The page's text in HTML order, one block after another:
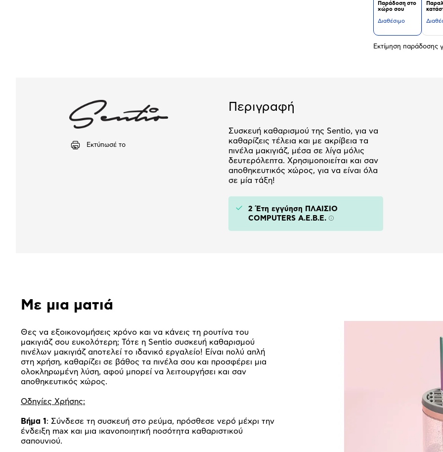
Παράδοση στο
χώρο σου
Διαθέσιμο
Εκτίμηση παράδοσης
Εκτύπωσέ το
Περιγραφή
Συσκευή καθαρισμού της Sentio, για να
καθαρίζεις τέλεια και με ακρίβεια τα
πινέλα μακιγιάζ, μέσα σε λίγα μόλις
δευτερόλεπτα. Χρησιμοποιείται και σαν
αποθηκευτικός χώρος, για να είναι όλα
σε μία τάξη!
2 Έτη εγγύηση ΠΛΑΙΣΙΟ
COMPUTERS A.E.B.E. Πληροφορίες
παρουσίαση
Με μια ματιά
Θες να εξοικονομήσεις χρόνο και να κάνεις τη ρουτίνα του
μακιγιάζ σου ευκολότερη; Τότε η Sentio συσκευή καθαρισμού
πινέλων μακιγιάζ αποτελεί το ιδανικό εργαλείο! Είναι πολύ απλή
στη χρήση, καθαρίζει σε βάθος τα πινέλα σου και προσφέρει μια
ολοκληρωμένη λύση, αφού μπορεί να λειτουργήσει και σαν
αποθηκευτικός χώρος.
Οδηγίες Χρήσης:
Βήμα 1 : Σύνδεσε τη συσκευή στο ρεύμα, πρόσθεσε νερό μέχρι την
ένδειξη max και μια ικανοποιητική ποσότητα καθαριστικού
σαπουνιού.